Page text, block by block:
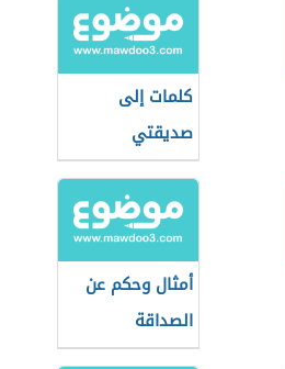
كلمات إلى
صديقتي
أمثال وحكم عن
الصداقة